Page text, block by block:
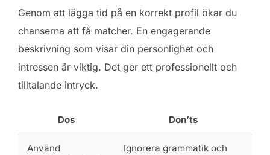
Genom att lägga tid på en korrekt profil ökar du
chanserna att få matcher. En engagerande
beskrivning som visar din personlighet och
intressen är viktig. Det ger ett professionellt och
tilltalande intryck.
Dos Don’ts
Använd
Ignorera grammatik och